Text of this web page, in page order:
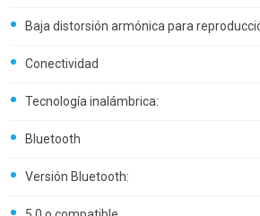
Baja distorsión armónica para
Conectividad
Tecnología inalámbrica:
Bluetooth
Versión Bluetooth: